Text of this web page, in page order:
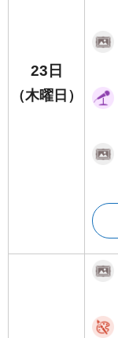
23日
（木曜日）